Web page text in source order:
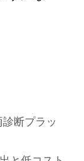
断プラッ